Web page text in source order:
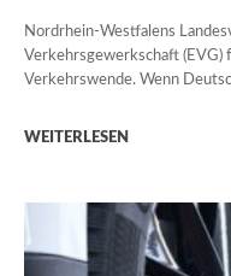
Nordrhein-Westfalens
Verkehrsgewerkschaft
Verkehrswende. Wenn
WEITERLESEN